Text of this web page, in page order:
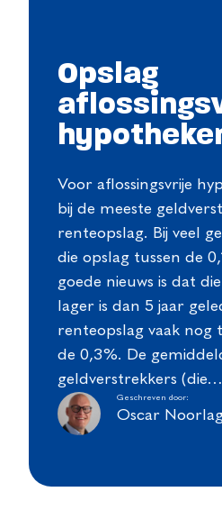
Opslag
Voor aflossingsvrije
bij de meeste
renteopslag. Bij veel
die opslag tussen de
goede nieuws is dat
lager is dan 5 jaar
renteopslag vaak nog
de 0,3%. De
geldverstrekkers (die…
Geschreven door:
Oscar